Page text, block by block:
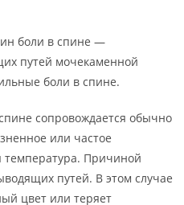
боли в спине —
путей мочекаменной
боли в спине.
сопровождается обычно
или частое
температура. Причиной
путей. В этом случае
цвет или теряет